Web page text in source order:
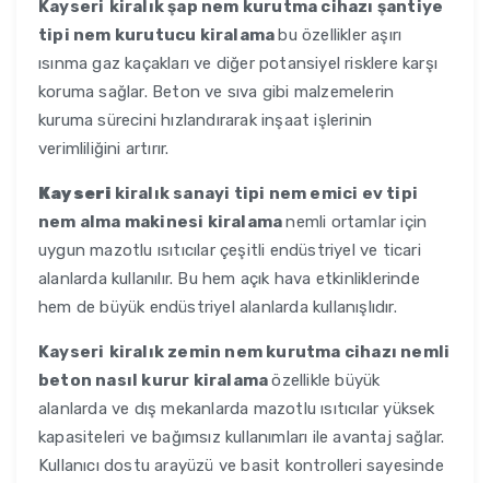
Kayseri kiralık şap nem kurutma cihazı şantiye
tipi nem kurutucu kiralamabu özellikler aşırı
ısınma gaz kaçakları ve diğer potansiyel risklere karşı
koruma sağlar. Beton ve sıva gibi malzemelerin
kuruma sürecini hızlandırarak inşaat işlerinin
verimliliğini artırır.
Kayseri kiralık sanayi tipi nem emici ev tipi
nem alma makinesi kiralamanemli ortamlar için
uygun mazotlu ısıtıcılar çeşitli endüstriyel ve ticari
alanlarda kullanılır. Bu hem açık hava etkinliklerinde
hem de büyük endüstriyel alanlarda kullanışlıdır.
Kayseri kiralık zemin nem kurutma cihazı nemli
beton nasıl kurur kiralamaözellikle büyük
alanlarda ve dış mekanlarda mazotlu ısıtıcılar yüksek
kapasiteleri ve bağımsız kullanımları ile avantaj sağlar.
Kullanıcı dostu arayüzü ve basit kontrolleri sayesinde